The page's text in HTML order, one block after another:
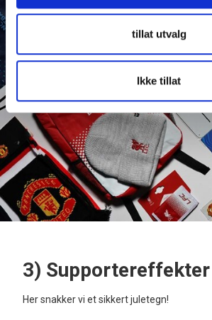
tillat utvalg
Ikke tillat
3) Supportereffekter
Her snakker vi et sikkert juletegn!